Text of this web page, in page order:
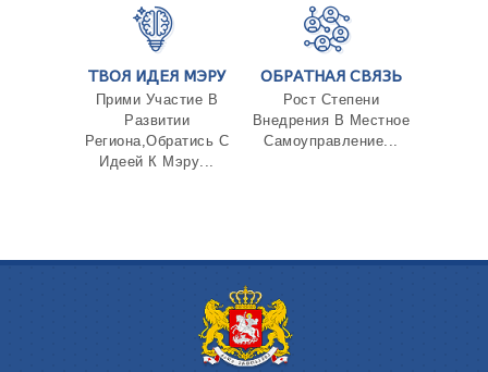
ТВОЯ ИДЕЯ МЭРУ
Прими Участие В
Развитии
Региона,Обратись С
Идеей К Мэру...
ОБРАТНАЯ СВЯЗЬ
Рост Степени
Внедрения В Местное
Самоуправление...